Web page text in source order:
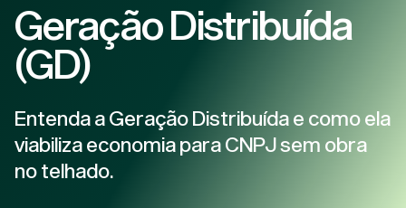
Geração Distribuída
(GD)
Entenda a Geração Distribuída e como ela
viabiliza economia para CNPJ sem obra
no telhado.